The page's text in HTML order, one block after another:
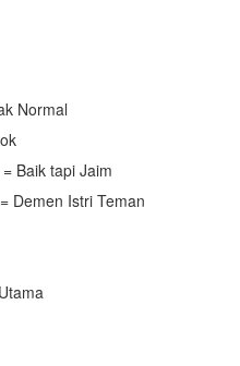
Normal
Baik tapi Jaim
Demen Istri Teman